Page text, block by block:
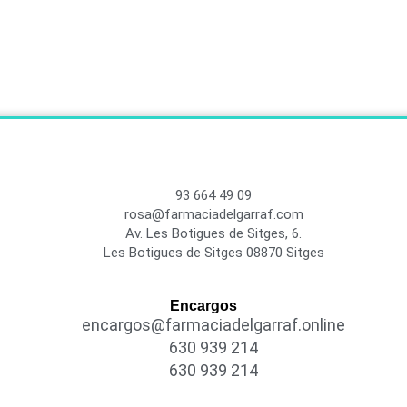
93 664 49 09
rosa@farmaciadelgarraf.com
Av. Les Botigues de Sitges, 6.
Les Botigues de Sitges 08870 Sitges
Encargos
encargos@farmaciadelgarraf.online
630 939 214
630 939 214